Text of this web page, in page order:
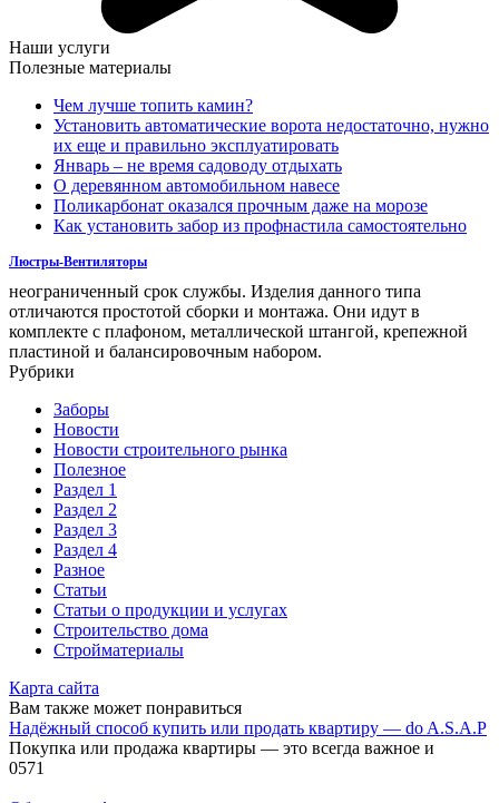
Наши услуги
Полезные материалы
Чем лучше топить камин?
Установить автоматические ворота недостаточно, нужно
их еще и правильно эксплуатировать
Январь – не время садоводу отдыхать
О деревянном автомобильном навесе
Поликарбонат оказался прочным даже на морозе
Как установить забор из профнастила самостоятельно
Люстры-Вентиляторы
неограниченный срок службы. Изделия данного типа
отличаются простотой сборки и монтажа. Они идут в
комплекте с плафоном, металлической штангой, крепежной
пластиной и балансировочным набором.
Рубрики
Заборы
Новости
Новости строительного рынка
Полезное
Раздел 1
Раздел 2
Раздел 3
Раздел 4
Разное
Статьи
Статьи o продукции и услугах
Строительство дома
Стройматериалы
Карта сайта
Вам также может понравиться
Надёжный способ купить или продать квартиру — do A.S.A.P
Покупка или продажа квартиры — это всегда важное и
0571